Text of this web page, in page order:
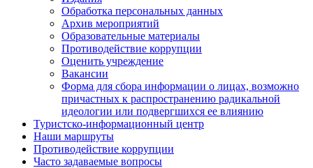
Обработка персональных данных
Архив мероприятий
Образовательные материалы
Противодействие коррупции
Оценить учреждение
Вакансии
Форма для сбора информации о лицах, возможно
причастных к распространению радикальной
идеологии или подвергшихся ее влиянию
Туристско-информационный центр
Наши маршруты
Противодействие коррупции
Часто задаваемые вопросы